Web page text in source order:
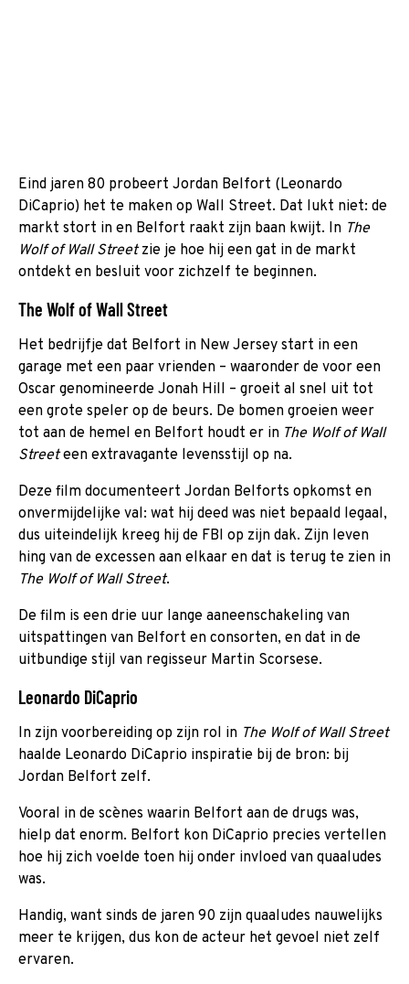
Eind jaren 80 probeert Jordan Belfort (Leonardo
DiCaprio) het te maken op Wall Street. Dat lukt niet: de
markt stort in en Belfort raakt zijn baan kwijt. In The
Wolf of Wall Streetzie je hoe hij een gat in de markt
ontdekt en besluit voor zichzelf te beginnen.
The Wolf of Wall Street
Het bedrijfje dat Belfort in New Jersey start in een
garage met een paar vrienden – waaronder de voor een
Oscar genomineerde Jonah Hill – groeit al snel uit tot
een grote speler op de beurs. De bomen groeien weer
tot aan de hemel en Belfort houdt er in The Wolf of Wall
Streeteen extravagante levensstijl op na.
Deze film documenteert Jordan Belforts opkomst en
onvermijdelijke val: wat hij deed was niet bepaald legaal,
dus uiteindelijk kreeg hij de FBI op zijn dak. Zijn leven
hing van de excessen aan elkaar en dat is terug te zien in
The Wolf of Wall Street.
De film is een drie uur lange aaneenschakeling van
uitspattingen van Belfort en consorten, en dat in de
uitbundige stijl van regisseur Martin Scorsese.
Leonardo DiCaprio
In zijn voorbereiding op zijn rol in The Wolf of Wall Street
haalde Leonardo DiCaprio inspiratie bij de bron: bij
Jordan Belfort zelf.
Vooral in de scènes waarin Belfort aan de drugs was,
hielp dat enorm. Belfort kon DiCaprio precies vertellen
hoe hij zich voelde toen hij onder invloed van quaaludes
was.
Handig, want sinds de jaren 90 zijn quaaludes nauwelijks
meer te krijgen, dus kon de acteur het gevoel niet zelf
ervaren.